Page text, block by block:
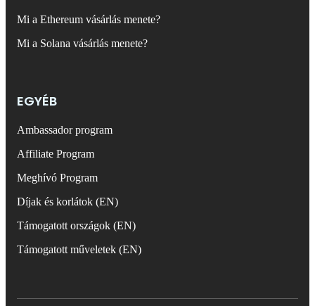
Mi a Ethereum vásárlás menete?
Mi a Solana vásárlás menete?
EGYÉB
Ambassador program
Affiliate Program
Meghívó Program
Díjak és korlátok (EN)
Támogatott országok (EN)
Támogatott műveletek (EN)